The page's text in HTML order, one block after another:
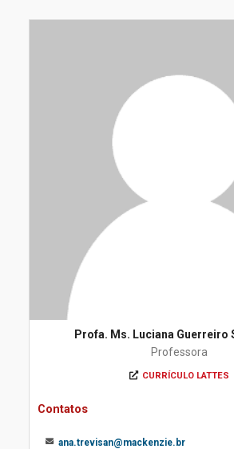
Profa. Ms. Luciana Guerreiro
Professora
CURRÍCULO LATTES
Contatos
ana.trevisan@mackenzie.br